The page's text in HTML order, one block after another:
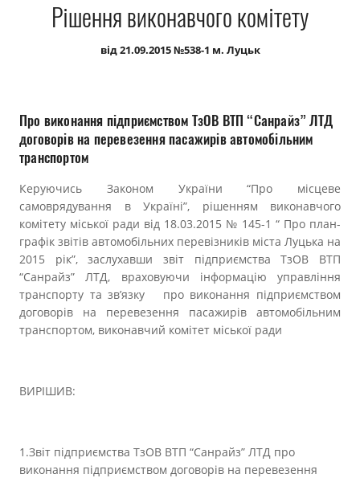
Публічна інформація
Документи
Рішення виконавчого комітету
від 21.09.2015 №538-1 м. Луцьк
Про виконання підприємством ТзОВ ВТП “Санрайз” ЛТД
договорів на перевезення пасажирів автомобільним
транспортом
Керуючись Законом України “Про місцеве
самоврядування в Україні”, рішенням виконавчого
комітету міської ради від 18.03.2015 № 145-1 “ Про план-
графік звітів автомобільних перевізників міста Луцька на
2015 рік”, заслухавши звіт підприємства ТзОВ ВТП
“Санрайз” ЛТД, враховуючи інформацію управління
транспорту та зв’язку про виконання підприємством
договорів на перевезення пасажирів автомобільним
транспортом, виконавчий комітет міської ради
ВИРІШИВ:
1.Звіт підприємства ТзОВ ВТП “Санрайз” ЛТД про
виконання підприємством договорів на перевезення